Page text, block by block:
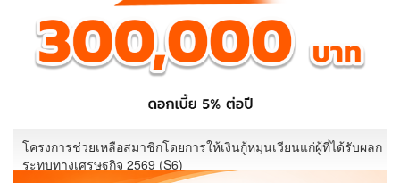
โครงการช่วยเหลือสมาชิกโดยการให้เงินกู้หมุนเวียนแก่ผู้ที่ได้รับผลก
ระทบทางเศรษฐกิจ 2569 (S6)